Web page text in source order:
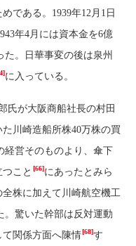
である。1939年12月1日
年4月には資本金を6億
た。日華事変の後は泉州
に入っている。
氏が大阪商船社長の村田
川崎造船所株40万株の買
経営そのものより、傘下
こと [66]にあったとみら
株に加えて川崎航空機工
。驚いた幹部は反対運動
関係方面へ陳情 [68]す